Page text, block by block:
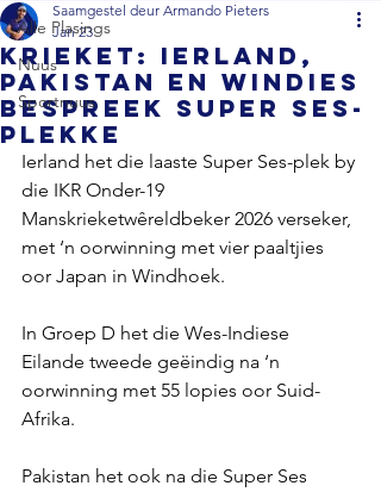
Alle Plasings
Nuus
Sportnuus
KRIEKET: Ierland,
Pakistan en Windies
bespreek Super Ses-
plekke
Saamgestel deur Armando Pieters
Jan 23
Ierland het die laaste Super Ses-plek by
die IKR Onder-19
Manskrieketwêreldbeker 2026 verseker,
met ‘n oorwinning met vier paaltjies
oor Japan in Windhoek.
In Groep D het die Wes-Indiese
Eilande tweede geëindig na ‘n
oorwinning met 55 lopies oor Suid-
Afrika.
Pakistan het ook na die Super Ses